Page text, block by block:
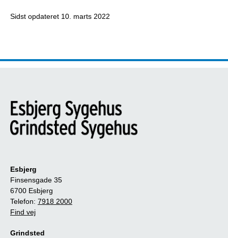
Sidst opdateret 10. marts 2022
Esbjerg
Finsensgade 35
6700 Esbjerg
Telefon: 7918 2000
Find vej
Grindsted